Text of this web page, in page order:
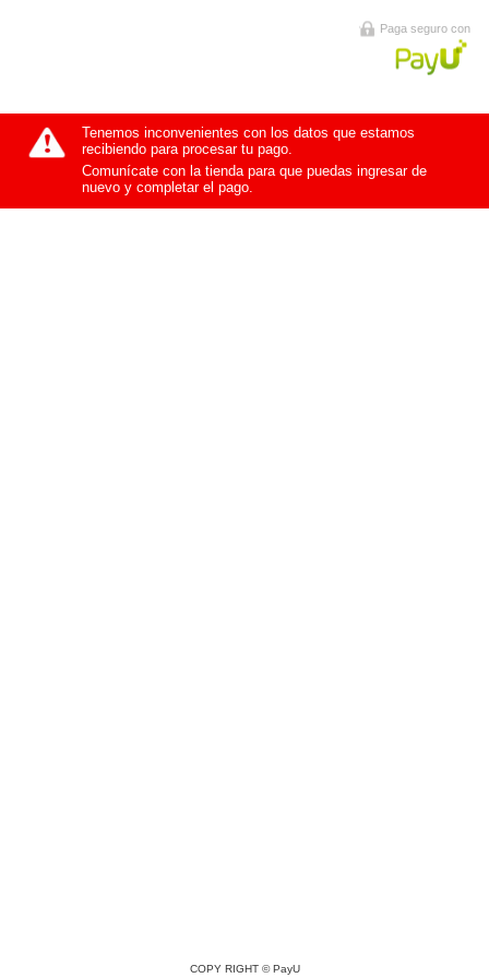
Paga seguro con
Tenemos inconvenientes con los datos que estamos
recibiendo para procesar tu pago.
Comunícate con la tienda para que puedas ingresar de
nuevo y completar el pago.
COPY RIGHT ©PayU